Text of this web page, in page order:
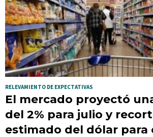
RELEVAMIENTO DE EXPECTATIVAS
El mercado proyectó
del 2% para julio y
estimado del dólar para